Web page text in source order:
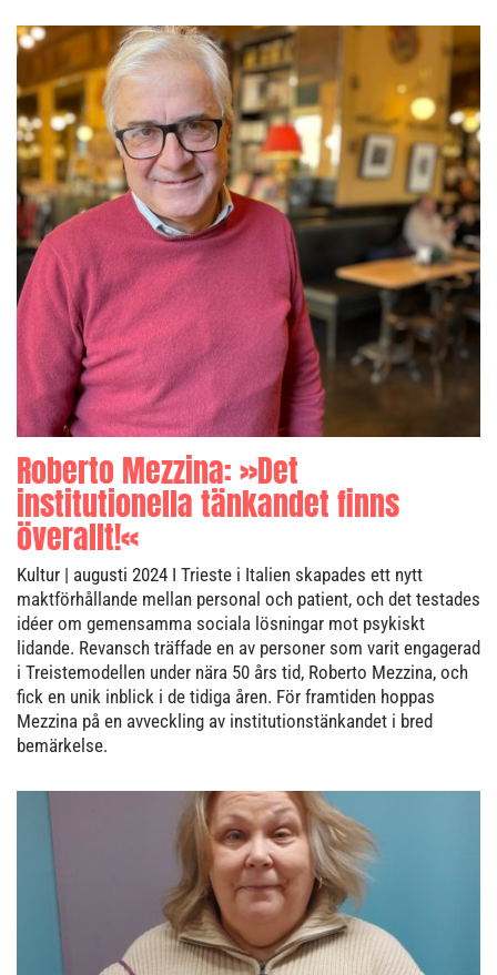
Roberto Mezzina: »Det
institutionella tänkandet finns
överallt!«
Kultur | augusti 2024 I Trieste i Italien skapades ett nytt
maktförhållande mellan personal och patient, och det testades
idéer om gemensamma sociala lösningar mot psykiskt
lidande. Revansch träffade en av personer som varit engagerad
i Treistemodellen under nära 50 års tid, Roberto Mezzina, och
fick en unik inblick i de tidiga åren. För framtiden hoppas
Mezzina på en avveckling av institutionstänkandet i bred
bemärkelse.